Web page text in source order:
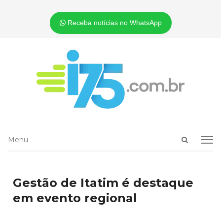
Receba notícias no WhatsApp
Open
Menu
Menu
Gestão de Itatim é destaque
em evento regional